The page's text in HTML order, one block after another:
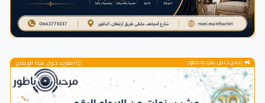
إعلان خاص بمرحباناظور المزيد حول هذا الإعلان